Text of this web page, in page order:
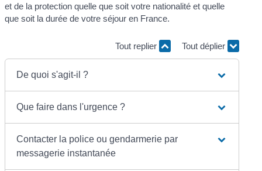
et de la protection quelle que soit votre nationalité et quelle
que soit la durée de votre séjour en France.
Tout replier Tout déplier
De quoi s'agit-il ?
Que faire dans l'urgence ?
Contacter la police ou gendarmerie par
messagerie instantanée